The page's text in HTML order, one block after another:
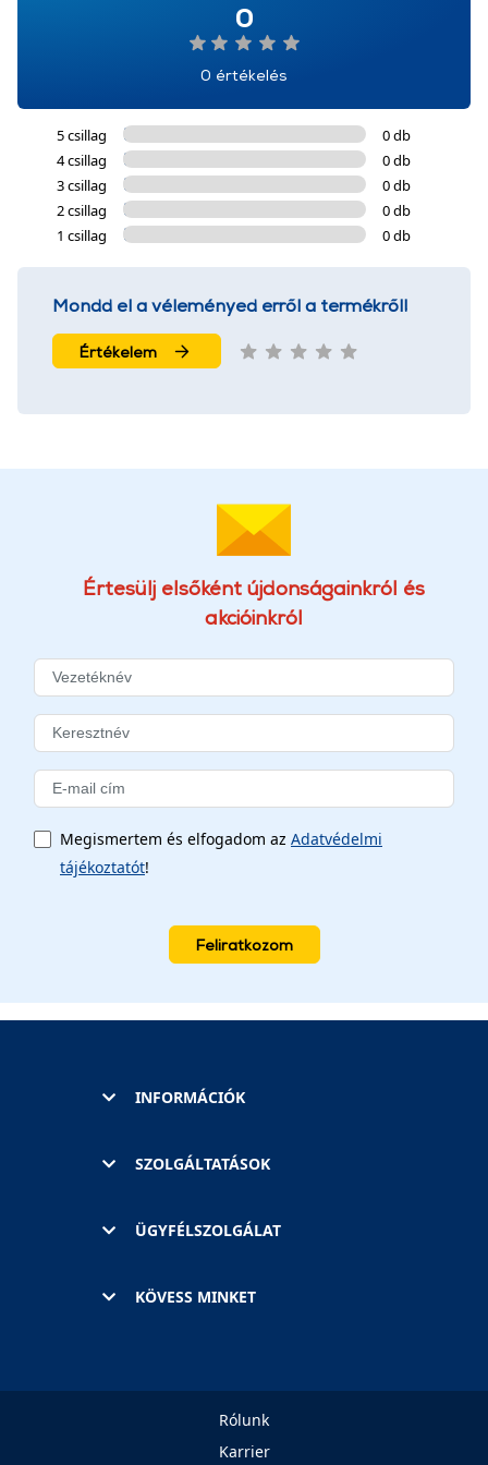
0
0 értékelés
5 csillag
0 db
4 csillag
0 db
3 csillag
0 db
2 csillag
0 db
1 csillag
0 db
Mondd el a véleményed erről a termékről!
Értékelem
Értesülj elsőként újdonságainkról és
akcióinkról
Megismertem és elfogadom az Adatvédelmi
tájékoztatót!
Feliratkozom
INFORMÁCIÓK
SZOLGÁLTATÁSOK
ÜGYFÉLSZOLGÁLAT
KÖVESS MINKET
Rólunk
Karrier